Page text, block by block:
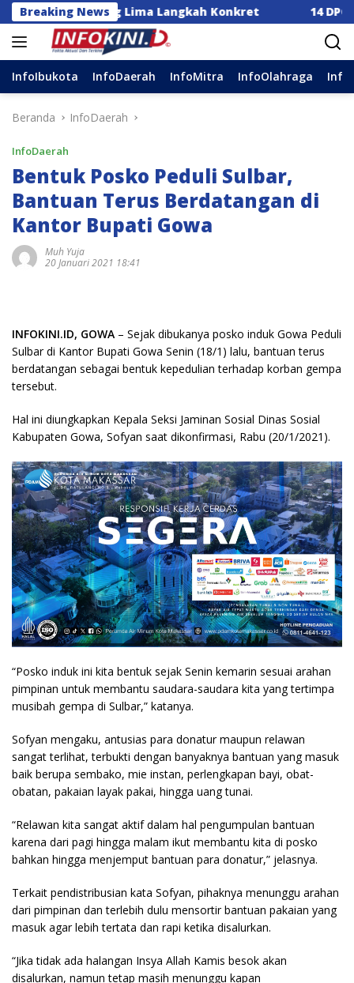
Langsung
ke
konten
Breaking News
Lima Langkah Konkret 14 DPC Terima SK
InfoIbukota InfoDaerah InfoMitra InfoOlahraga
Beranda InfoDaerah
InfoDaerah
Bentuk Posko Peduli Sulbar,
Bantuan Terus Berdatangan di
Kantor Bupati Gowa
Muh Yuja
20 Januari 2021 18:41
INFOKINI.ID, GOWA – Sejak dibukanya posko induk Gowa Peduli
Sulbar di Kantor Bupati Gowa Senin (18/1) lalu, bantuan terus
berdatangan sebagai bentuk kepedulian terhadap korban gempa
tersebut.
Hal ini diungkapkan Kepala Seksi Jaminan Sosial Dinas Sosial
Kabupaten Gowa, Sofyan saat dikonfirmasi, Rabu (20/1/2021).
“Posko induk ini kita bentuk sejak Senin kemarin sesuai arahan
pimpinan untuk membantu saudara-saudara kita yang tertimpa
musibah gempa di Sulbar,” katanya.
Sofyan mengaku, antusias para donatur maupun relawan
sangat terlihat, terbukti dengan banyaknya bantuan yang masuk
baik berupa sembako, mie instan, perlengkapan bayi, obat-
obatan, pakaian layak pakai, hingga uang tunai.
“Relawan kita sangat aktif dalam hal pengumpulan bantuan
karena dari pagi hingga malam ikut membantu kita di posko
bahkan hingga menjemput bantuan para donatur,” jelasnya.
Terkait pendistribusian kata Sofyan, pihaknya menunggu arahan
dari pimpinan dan terlebih dulu mensortir bantuan pakaian yang
masuk agar lebih tertata dan rapi ketika disalurkan.
“Jika tidak ada halangan Insya Allah Kamis besok akan
disalurkan, namun tetap masih menunggu kapan